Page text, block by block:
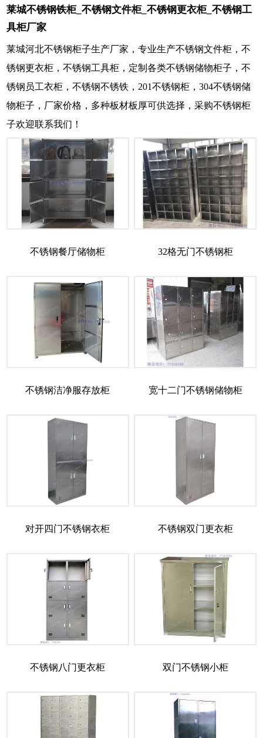
莱城不锈钢铁柜_不锈钢文件柜_不锈钢更衣柜_不锈钢工
具柜厂家
莱城河北不锈钢柜子生产厂家，专业生产不锈钢文件柜，不
锈钢更衣柜，不锈钢工具柜，定制各类不锈钢储物柜子，不
锈钢员工衣柜，不锈钢不锈铁，201不锈钢柜，304不锈钢储
物柜子，厂家价格，多种板材板厚可供选择，采购不锈钢柜
子欢迎联系我们！
不锈钢餐厅储物柜 32格无门不锈钢柜
不锈钢洁净服存放柜 宽十二门不锈钢储物柜
对开四门不锈钢衣柜 不锈钢双门更衣柜
不锈钢八门更衣柜 双门不锈钢小柜